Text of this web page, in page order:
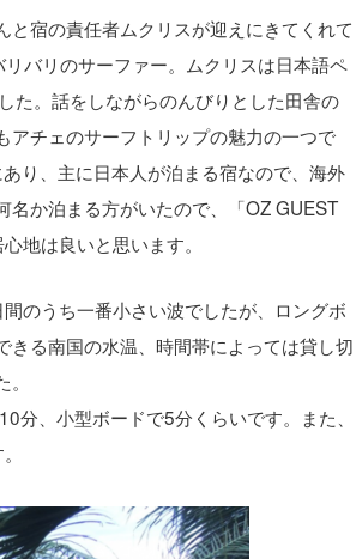
宿の責任者ムクリスが迎えにきてくれて
バリのサーファー。ムクリスは日本語ペ
た。話をしながらのんびりとした田舎の
アチェのサーフトリップの魅力の一つで
り、主に日本人が泊まる宿なので、海外
名か泊まる方がいたので、「OZ GUEST
地は良いと思います。
のうち一番小さい波でしたが、ロングボ
る南国の水温、時間帯によっては貸し切
、小型ボードで5分くらいです。また、